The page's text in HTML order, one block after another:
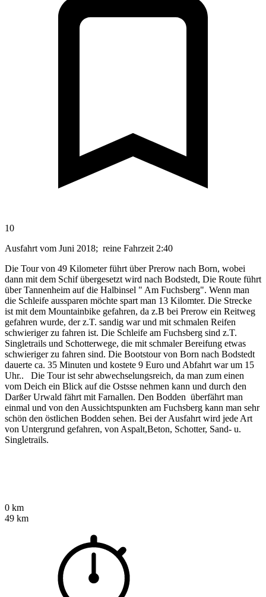
10
Ausfahrt vom Juni 2018; reine Fahrzeit 2:40
Die Tour von 49 Kilometer führt über Prerow nach Born, wobei
dann mit dem Schif übergesetzt wird nach Bodstedt, Die Route führt
über Tannenheim auf die Halbinsel " Am Fuchsberg". Wenn man
die Schleife aussparen möchte spart man 13 Kilomter. Die Strecke
ist mit dem Mountainbike gefahren, da z.B bei Prerow ein Reitweg
gefahren wurde, der z.T. sandig war und mit schmalen Reifen
schwieriger zu fahren ist. Die Schleife am Fuchsberg sind z.T.
Singletrails und Schotterwege, die mit schmaler Bereifung etwas
schwieriger zu fahren sind. Die Bootstour von Born nach Bodstedt
dauerte ca. 35 Minuten und kostete 9 Euro und Abfahrt war um 15
Uhr.. Die Tour ist sehr abwechselungsreich, da man zum einen
vom Deich ein Blick auf die Ostsse nehmen kann und durch den
Darßer Urwald fährt mit Farnallen. Den Bodden überfährt man
einmal und von den Aussichtspunkten am Fuchsberg kann man sehr
schön den östlichen Bodden sehen. Bei der Ausfahrt wird jede Art
von Untergrund gefahren, von Aspalt,Beton, Schotter, Sand- u.
Singletrails.
0 km
49 km